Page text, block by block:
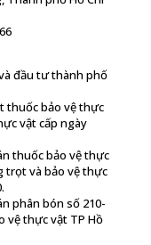
đầu tư thành phố
thuốc bảo vệ thực
vật cấp ngày
thuốc bảo vệ thực
trọt và bảo vệ thực
phân bón số 210-
vệ thực vật TP Hồ